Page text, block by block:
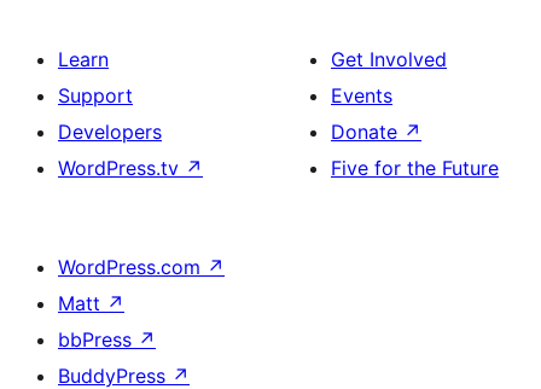
Learn
Support
Developers
WordPress.tv ↗
Get Involved
Events
Donate ↗
Five for the Future
WordPress.com ↗
Matt ↗
bbPress ↗
BuddyPress ↗